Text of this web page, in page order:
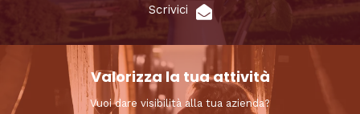
Scrivici
Valorizza la tua attività
Vuoi dare visibilità alla tua azienda?